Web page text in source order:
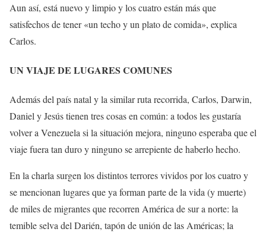
Aun así, está nuevo y limpio y los cuatro están más que
satisfechos de tener «un techo y un plato de comida», explica
Carlos.
UN VIAJE DE LUGARES COMUNES
Además del país natal y la similar ruta recorrida, Carlos, Darwin,
Daniel y Jesús tienen tres cosas en común: a todos les gustaría
volver a Venezuela si la situación mejora, ninguno esperaba que el
viaje fuera tan duro y ninguno se arrepiente de haberlo hecho.
En la charla surgen los distintos terrores vividos por los cuatro y
se mencionan lugares que ya forman parte de la vida (y muerte)
de miles de migrantes que recorren América de sur a norte: la
temible selva del Darién, tapón de unión de las Américas; la